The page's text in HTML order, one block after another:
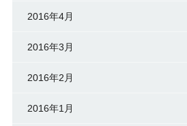
2016年4月
2016年3月
2016年2月
2016年1月